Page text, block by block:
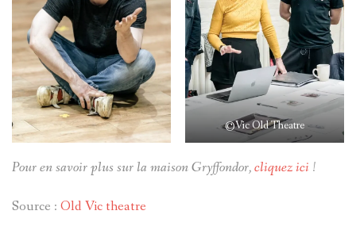
©Vic Old Theatre
Pour en savoir plus sur la maison Gryffondor,cliquez ici !
Source : Old Vic theatre